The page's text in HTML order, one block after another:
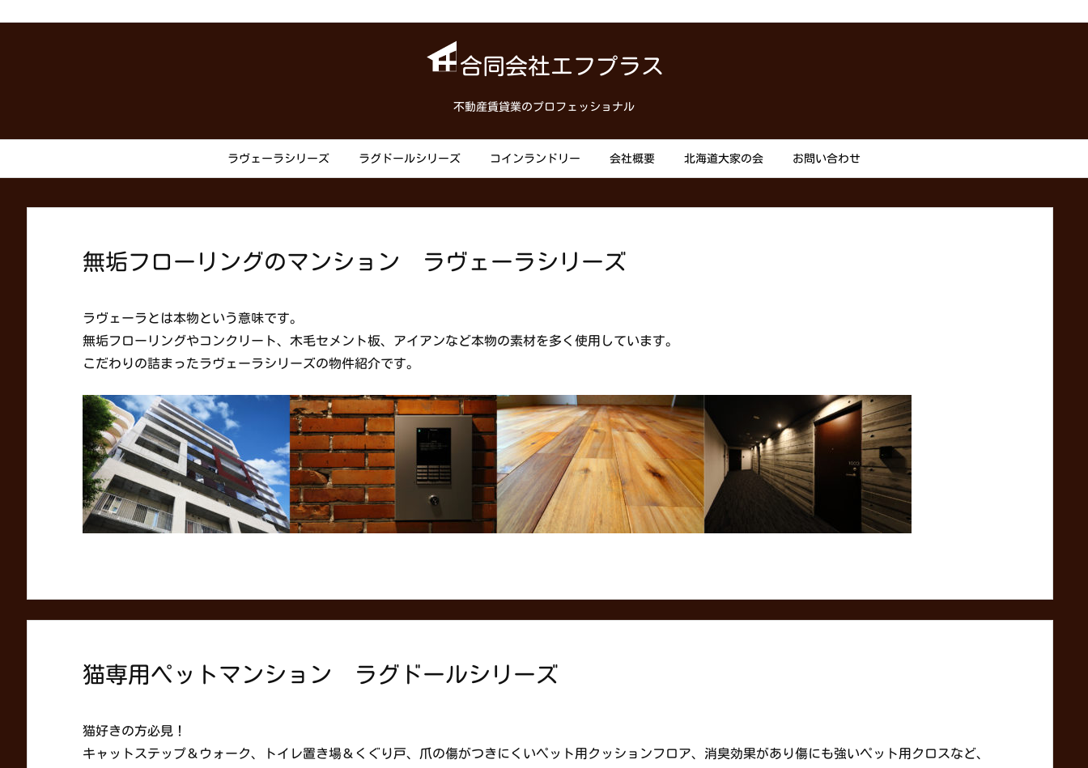
合同会社エフプラス
不動産賃貸業のプロフェッショナル
ラヴェーラシリーズ ラグドールシリーズ コインランドリー 会社概要 北海道大家の会 お問い合わせ
無垢フローリングのマンション ラヴェーラシリーズ
ラヴェーラとは本物という意味です。
無垢フローリングやコンクリート、木毛セメント板、アイアンなど本物の素材を多く使用しています。
こだわりの詰まったラヴェーラシリーズの物件紹介です。
猫専用ペットマンション ラグドールシリーズ
猫好きの方必見！
キャットステップ＆ウォーク、トイレ置き場＆くぐり戸、爪の傷がつきにくいペット用クッションフロア、消臭効果があり傷にも強いペット用クロスなど、